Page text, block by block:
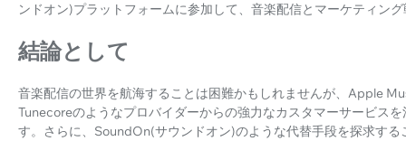
ンドオン)プラットフォームに参加して、音楽配信とマーケティン
結論として
音楽配信の世界を航海することは困難かもしれませんが、Apple
Tunecoreのようなプロバイダーからの強力なカスタマーサービス
す。さらに、SoundOn(サウンドオン)のような代替手段を探求す